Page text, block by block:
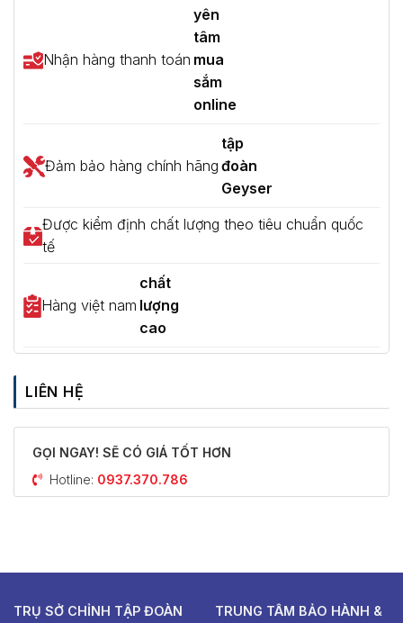
Nhận hàng thanh toán
yên
tâm
mua
sắm
online
Đảm bảo hàng chính hãng
tập
đoàn
Geyser
Được kiểm định chất lượng theo tiêu chuẩn quốc
tế
Hàng việt nam
chất
lượng
cao
LIÊN HỆ
GỌI NGAY! SẼ CÓ GIÁ TỐT HƠN
Hotline: 0937.370.786
TRỤ SỞ CHỈNH TẬP ĐOÀN
TRUNG TÂM BẢO HÀNH &